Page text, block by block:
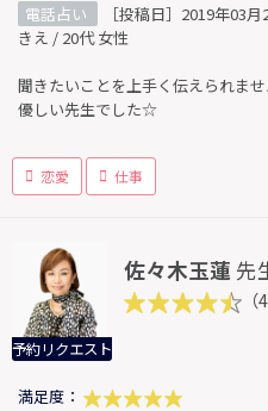
電話占い
［投稿日］2019年03月
きえ / 20代 女性
聞きたいことを上手く伝えられま
優しい先生でした☆
恋愛 仕事
予約リクエスト
佐々木玉蓮 先
（
満足度：